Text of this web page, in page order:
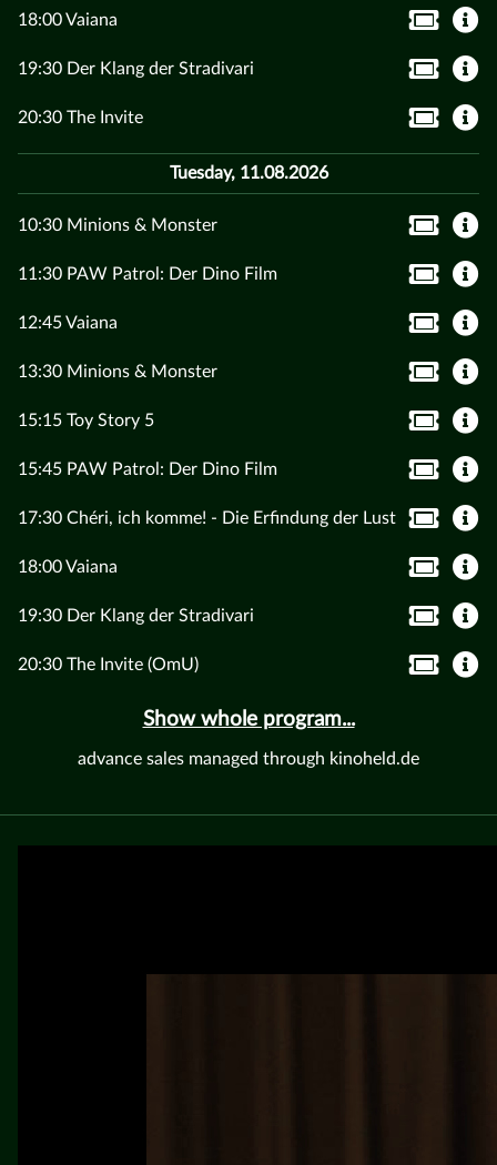
18:00 Vaiana
19:30 Der Klang der Stradivari
20:30 The Invite
Tuesday, 11.08.2026
10:30 Minions & Monster
11:30 PAW Patrol: Der Dino Film
12:45 Vaiana
13:30 Minions & Monster
15:15 Toy Story 5
15:45 PAW Patrol: Der Dino Film
17:30 Chéri, ich komme! - Die Erfindung der Lust
18:00 Vaiana
19:30 Der Klang der Stradivari
20:30 The Invite (OmU)
Show whole program...
advance sales managed through kinoheld.de